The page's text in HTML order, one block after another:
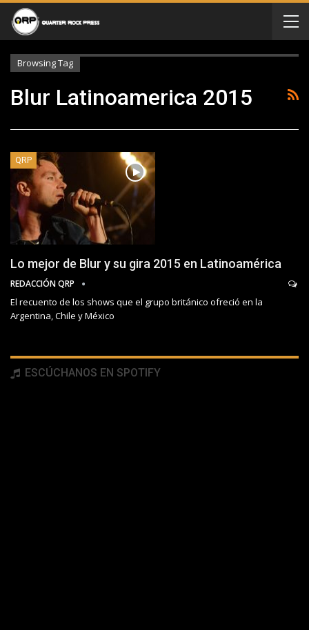
Browsing Tag
Blur Latinoamerica 2015
QRP
Lo mejor de Blur y su gira 2015 en Latinoamérica
REDACCIÓN QRP
El recuento de los shows que el grupo británico ofreció en la
Argentina, Chile y México
ESCÚCHANOS EN SPOTIFY